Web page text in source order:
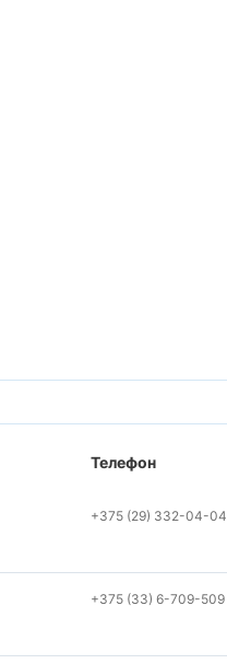
Телефон
+375 (29) 332-04-04
+375 (33) 6-709-509